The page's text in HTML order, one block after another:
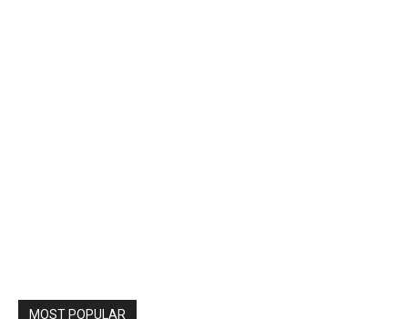
MOST POPULAR